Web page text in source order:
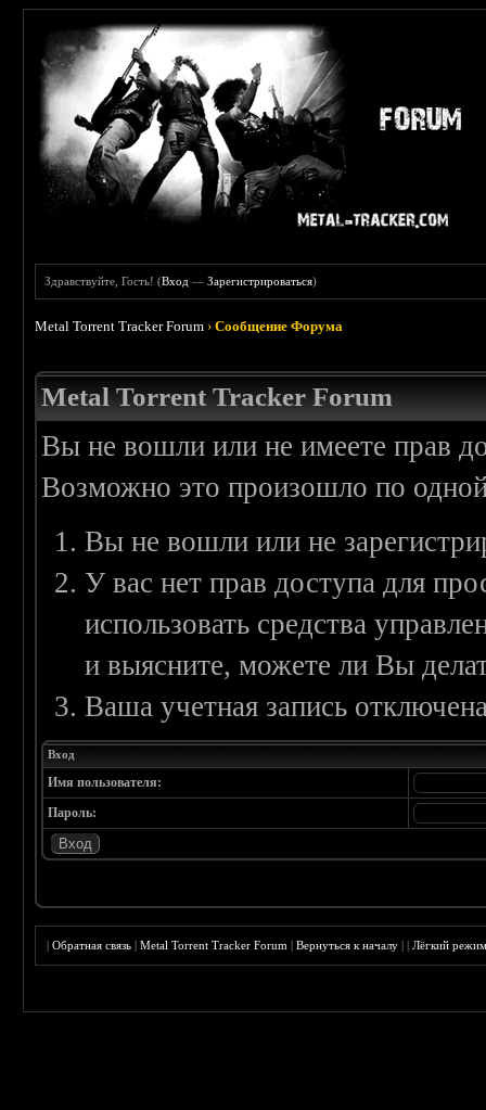
Здравствуйте, Гость! (Вход —Зарегистрироваться)
Metal Torrent Tracker Forum ›Сообщение Форума
Metal Torrent Tracker Forum
Вы не вошли или не имеете прав
Возможно это произошло по
Вы не вошли или не
У вас нет прав доступа для
использовать средства
и выясните, можете ли Вы
Ваша учетная запись
Вход
Имя пользователя:
Пароль:
|Обратная связь |Metal Torrent Tracker Forum |Вернуться к началу ||Лёгкий